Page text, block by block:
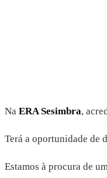
Na ERA Sesimbra,
Terá a oportunidade de
Estamos à procura de